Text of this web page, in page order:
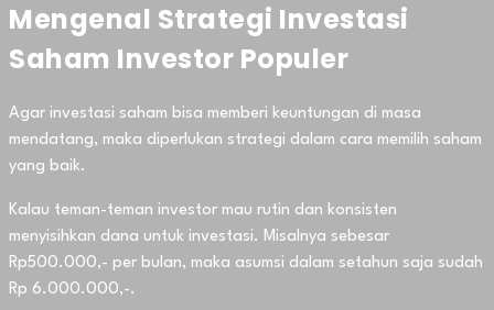
Mengenal Strategi Investasi
Saham Investor Populer
Agar investasi saham bisa memberi keuntungan di masa
mendatang, maka diperlukan strategi dalam cara memilih saham
yang baik.
Kalau teman-teman investor mau rutin dan konsisten
menyisihkan dana untuk investasi. Misalnya sebesar
Rp500.000,- per bulan, maka asumsi dalam setahun saja sudah
Rp 6.000.000,-.